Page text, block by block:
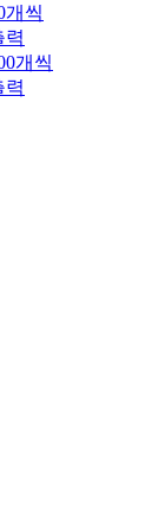
개씩
력
개씩
력